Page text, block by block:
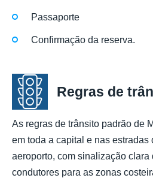
Passaporte
Confirmação da reserva.
Regras de
As regras de trânsito padrão de
em toda a capital e nas estradas
aeroporto, com sinalização clara
condutores para as zonas